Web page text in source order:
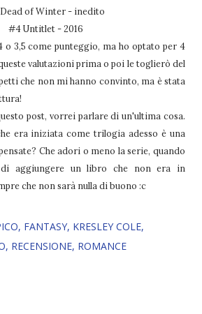
#3 Dead of Winter - inedito
#4 Untitlet - 2016
o 3,5 come punteggio, ma ho optato per 4
valutazioni prima o poi le toglierò del
che non mi hanno convinto, ma è stata
post, vorrei parlare di un'ultima cosa.
era iniziata come trilogia adesso è una
Che adori o meno la serie, quando
aggiungere un libro che non era in
che non sarà nulla di buono :c
FANTASY KRESLEY COLE
RECENSIONE ROMANCE